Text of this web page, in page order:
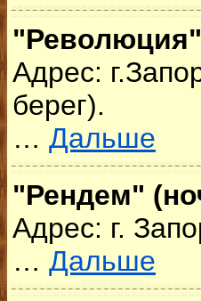
Адрес:
берег).
… Дальше
"Рендем"
Адрес: г.
… Дальше